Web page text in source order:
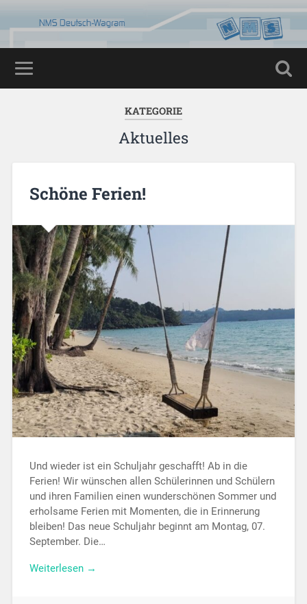
KATEGORIE
Aktuelles
Schöne Ferien!
Und wieder ist ein Schuljahr geschafft! Ab in die
Ferien! Wir wünschen allen Schülerinnen und Schülern
und ihren Familien einen wunderschönen Sommer und
erholsame Ferien mit Momenten, die in Erinnerung
bleiben! Das neue Schuljahr beginnt am Montag, 07.
September. Die…
Weiterlesen →